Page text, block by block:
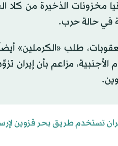
مخزونات الذخيرة من كلا
في حالة حرب.
طلب «الكرملين»
مزاعم بأن إيران
تستخدم طريق بحر قزوين